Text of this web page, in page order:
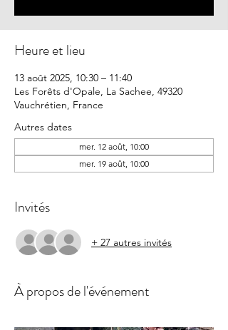
Heure et lieu
13 août 2025, 10:30 – 11:40
Les Forêts d'Opale, La Sachee, 49320
Vauchrétien, France
Autres dates
mer. 12 août, 10:00
mer. 19 août, 10:00
Invités
+ 27 autres invités
À propos de l'événement